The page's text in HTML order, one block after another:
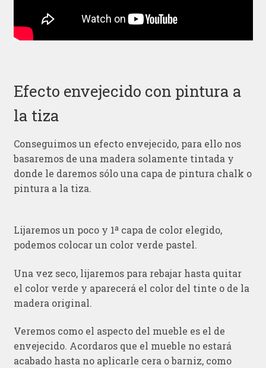
Efecto envejecido con pintura a
la tiza
Conseguimos un efecto envejecido, para ello nos
basaremos de una madera solamente tintada y
donde le daremos sólo una capa de pintura chalk o
pintura a la tiza.
Lijaremos un poco y 1ª capa de color elegido,
podemos colocar un color verde pastel.
Una vez seco, lijaremos para rebajar hasta quitar
el color verde y aparecerá el color del tinte o de la
madera original.
Veremos como el aspecto del mueble es el de
envejecido. Acordaros que el mueble no estará
acabado hasta no aplicarle cera o barniz, como